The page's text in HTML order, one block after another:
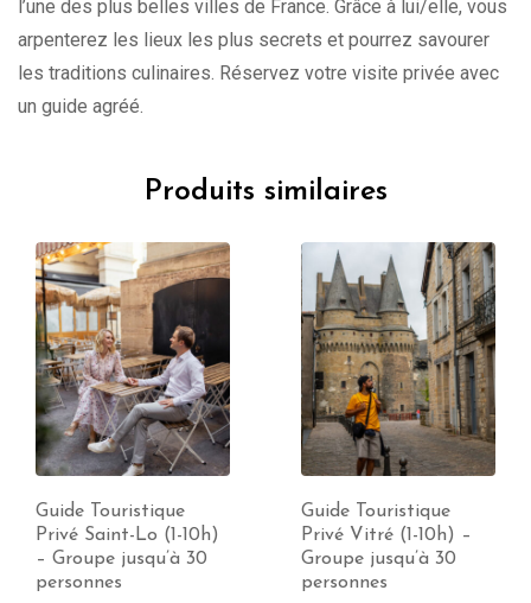
l’une des plus belles villes de France. Grâce à lui/elle, vous
arpenterez les lieux les plus secrets et pourrez savourer
les traditions culinaires. Réservez votre visite privée avec
un guide agréé.
Produits similaires
Guide Touristique
Privé Vitré (1-10h) –
Groupe jusqu’à 30
personnes
Guide Touristique
Privé Quimper (1-10h)
– Groupe jusqu’à 30
personnes